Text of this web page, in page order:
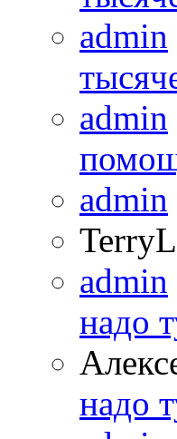
admin
admin
admin
admin
надо
надо